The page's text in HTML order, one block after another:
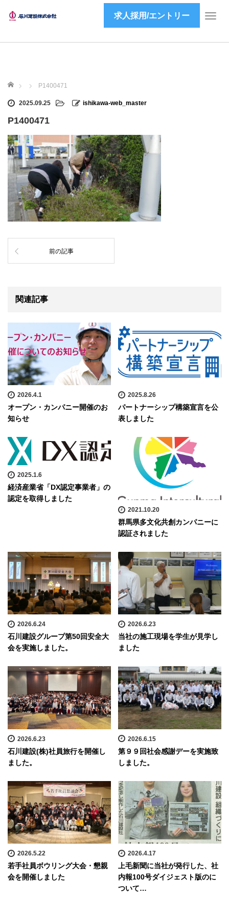
T
求人採用/エントリー
ホーム P1400471
2025.09.25 ishikawa-web_master
P1400471
前の記事
関連記事
2026.4.1
オープン・カンパニー開催のお
知らせ
2025.8.26
パートナーシップ構築宣言を公
表しました
2025.1.6
経済産業省「DX認定事業者」の
認定を取得しました
2021.10.20
群馬県多文化共創カンパニーに
認証されました
2026.6.24
石川建設グループ第50回安全大
会を実施しました。
2026.6.23
当社の施工現場を学生が見学し
ました
2026.6.23
石川建設(株)社員旅行を開催し
ました。
2026.6.15
第９９回社会感謝デーを実施致
しました。
2026.5.22
若手社員ボウリング大会・懇親
会を開催しました
2026.4.17
上毛新聞に当社が発行した、社
内報100号ダイジェスト版のに
ついて…